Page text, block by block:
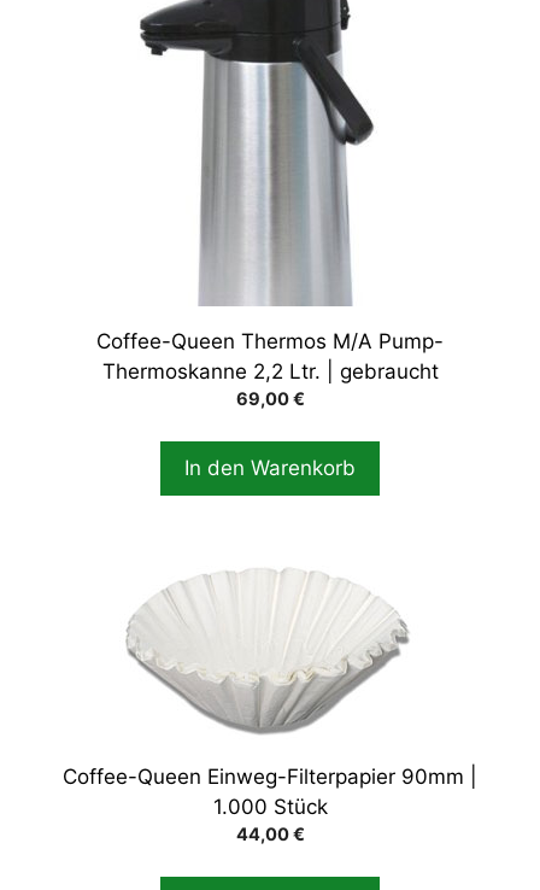
Coffee-Queen Thermos M/A Pump-
Thermoskanne 2,2 Ltr. | gebraucht
69,00€
In den Warenkorb
Coffee-Queen Einweg-Filterpapier 90mm |
1.000 Stück
44,00€